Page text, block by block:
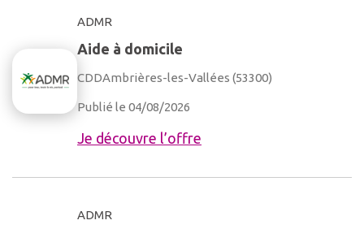
ADMR
Aide à domicile
CDDAmbrières-les-Vallées (53300)
Publié le 04/08/2026
Je découvre l’offre
ADMR